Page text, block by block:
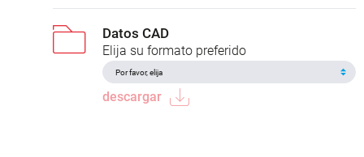
Datos CAD
Elija su formato preferido
descargar